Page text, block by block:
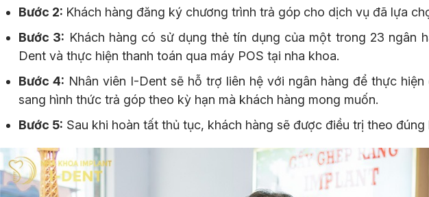
Bước 2: Khách hàng đăng ký chương trình trả góp cho dịch vụ đã lựa
Bước 3: Khách hàng có sử dụng thẻ tín dụng của một trong 23 ngân
Dent và thực hiện thanh toán qua máy POS tại nha khoa.
Bước 4: Nhân viên I-Dent sẽ hỗ trợ liên hệ với ngân hàng để thực
sang hình thức trả góp theo kỳ hạn mà khách hàng mong muốn.
Bước 5: Sau khi hoàn tất thủ tục, khách hàng sẽ được điều trị theo đúng